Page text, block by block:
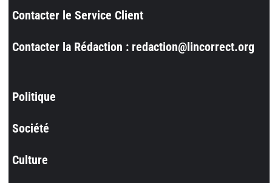
Contacter le Service Client
Contacter la Rédaction : redaction@lincorrect.org
Politique
Société
Culture